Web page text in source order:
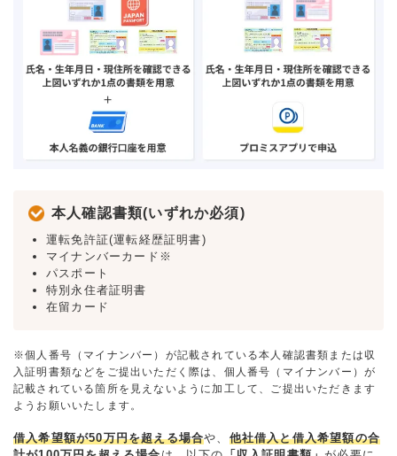
本人確認書類(いずれか必須)
運転免許証(運転経歴証明書)
マイナンバーカード※
パスポート
特別永住者証明書
在留カード
※個人番号（マイナンバー）が記載されている本人確認書類または収
入証明書類などをご提出いただく際は、個人番号（マイナンバー）が
記載されている箇所を見えないように加工して、ご提出いただきます
ようお願いいたします。
借入希望額が50万円を超える場合や、 他社借入と借入希望額の合